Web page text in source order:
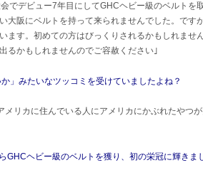
でデビュー7年目にしてGHCヘビー級のベルトを
大阪にベルトを持って来られませんでした。です
ます。初めての方はびっくりされるかもしれませ
るかもしれませんのでご容赦ください｣
みたいなツッコミを受けていましたよね？
メリカに住んでいる人にアメリカにかぶれたやつ
ヘビー級のベルトを獲り、初の栄冠に輝きま